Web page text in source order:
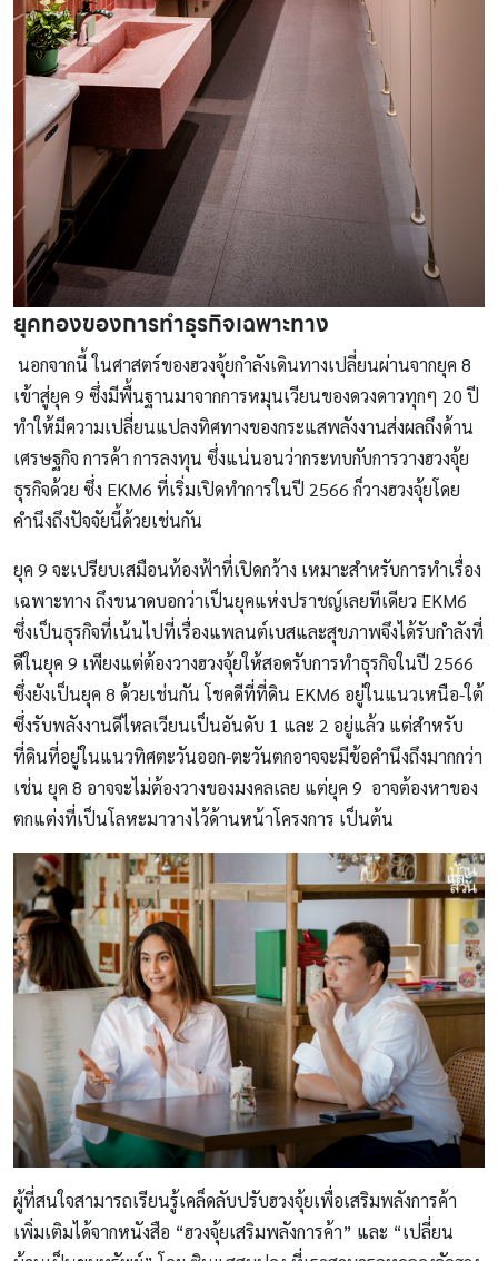
ยุคทองของการทำธุรกิจเฉพาะทาง
นอกจากนี้ ในศาสตร์ของฮวงจุ้ยกำลังเดินทางเปลี่ยนผ่านจากยุค 8
เข้าสู่ยุค 9 ซึ่งมีพื้นฐานมาจากการหมุนเวียนของดวงดาวทุกๆ 20 ปี
ทำให้มีความเปลี่ยนแปลงทิศทางของกระแสพลังงานส่งผลถึงด้าน
เศรษฐกิจ การค้า การลงทุน ซึ่งแน่นอนว่ากระทบกับการวางฮวงจุ้ย
ธุรกิจด้วย ซึ่ง EKM6 ที่เริ่มเปิดทำการในปี 2566 ก็วางฮวงจุ้ยโดย
คำนึงถึงปัจจัยนี้ด้วยเช่นกัน
ยุค 9 จะเปรียบเสมือนท้องฟ้าที่เปิดกว้าง เหมาะสำหรับการทำเรื่อง
เฉพาะทาง ถึงขนาดบอกว่าเป็นยุคแห่งปราชญ์เลยทีเดียว EKM6
ซึ่งเป็นธุรกิจที่เน้นไปที่เรื่องแพลนต์เบสและสุขภาพจึงได้รับกำลังที่
ดีในยุค 9 เพียงแต่ต้องวางฮวงจุ้ยให้สอดรับการทำธุรกิจในปี 2566
ซึ่งยังเป็นยุค 8 ด้วยเช่นกัน โชคดีที่ที่ดิน EKM6 อยู่ในแนวเหนือ-ใต้
ซึ่งรับพลังงานดีไหลเวียนเป็นอันดับ 1 และ 2 อยู่แล้ว แต่สำหรับ
ที่ดินที่อยู่ในแนวทิศตะวันออก-ตะวันตกอาจจะมีข้อคำนึงถึงมากกว่า
เช่น ยุค 8 อาจจะไม่ต้องวางของมงคลเลย แต่ยุค 9 อาจต้องหาของ
ตกแต่งที่เป็นโลหะมาวางไว้ด้านหน้าโครงการ เป็นต้น
ผู้ที่สนใจสามารถเรียนรู้เคล็ดลับปรับฮวงจุ้ยเพื่อเสริมพลังการค้า
เพิ่มเติมได้จากหนังสือ “ฮวงจุ้ยเสริมพลังการค้า” และ “เปลี่ยน